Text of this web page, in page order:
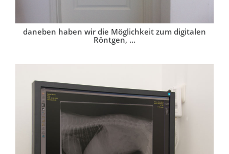
daneben haben wir die Möglichkeit zum digitalen
Röntgen, …